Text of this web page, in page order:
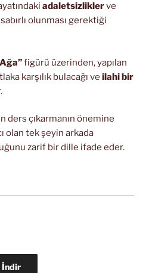
adaletsizliklerve
olunması gerektiği
figürü üzerinden, yapılan
karşılık bulacağı ve ilahi bir
ders çıkarmanın önemine
olan tek şeyin arkada
zarif bir dille ifade eder.
İndir